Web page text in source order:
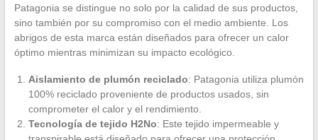
Patagonia se distingue no solo por la calidad de sus productos,
sino también por su compromiso con el medio ambiente. Los
abrigos de esta marca están diseñados para ofrecer un calor
óptimo mientras minimizan su impacto ecológico.
Aislamiento de plumón reciclado: Patagonia utiliza plumón
100% reciclado proveniente de productos usados, sin
comprometer el calor y el rendimiento.
Tecnología de tejido H2No: Este tejido impermeable y